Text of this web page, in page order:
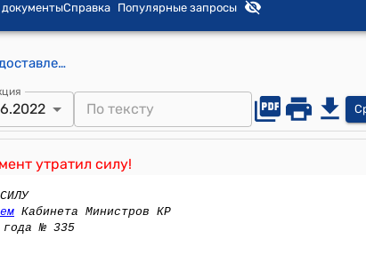
Справка Популярные запросы
Постановление Правительства КР от 26 июня 2006 года № 456 "О предоставлении рассрочки акционерным обществам по погашению задолженности по дивидендам, начисленным на государственную долю пакета акций за 1999-2003 годы"
утратил силу!